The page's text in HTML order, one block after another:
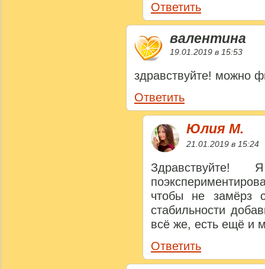
Ответить
валентина
19.01.2019 в 15:53
здравствуйте! можно
Ответить
Юлия M.
21.01.2019 в 15:24
чтобы не
стабильности
всё же, есть ещё и
Ответить